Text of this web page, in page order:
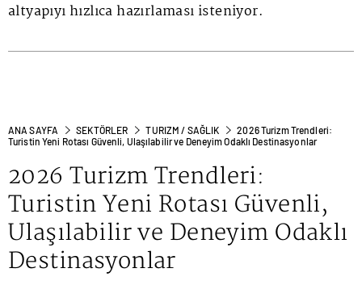
altyapıyı hızlıca hazırlaması isteniyor.
ANA SAYFA SEKTÖRLER TURIZM / SAĞLIK
2026 Turizm Trendleri:
Turistin Yeni Rotası Güvenli, Ulaşılabilir ve Deneyim Odaklı Destinasyonlar
2026 Turizm Trendleri:
Turistin Yeni Rotası Güvenli,
Ulaşılabilir ve Deneyim Odaklı
Destinasyonlar